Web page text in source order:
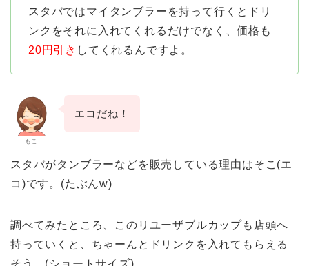
スタバではマイタンブラーを持って行くとドリ
ンクをそれに入れてくれるだけでなく、価格も
20円引き してくれるんですよ。
もこ
エコだね！
スタバがタンブラーなどを販売している理由はそこ(エ
コ)です。(たぶんw)
調べてみたところ、このリユーザブルカップも店頭へ
持っていくと、ちゃーんとドリンクを入れてもらえる
そう。(ショートサイズ)